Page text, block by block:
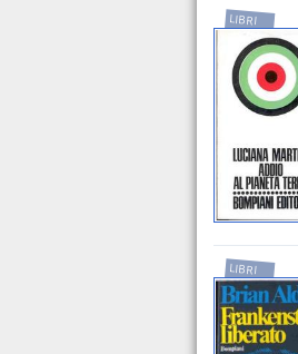
LIBRI
LIBRI